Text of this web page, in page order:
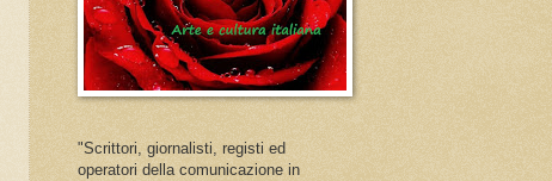
"Scrittori, giornalisti, registi ed
operatori della comunicazione in